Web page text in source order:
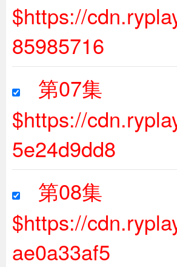
$https://
85985716
第07集
$https://
5e24d9dd8
第08集
$https://
ae0a33af5